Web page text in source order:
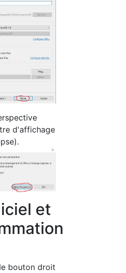
d'affichage
et
bouton droit